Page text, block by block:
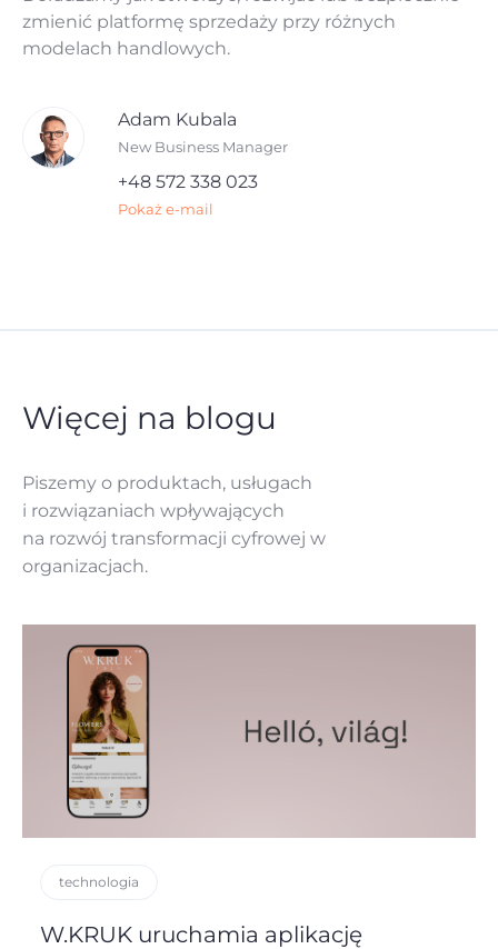
zmienić platformę sprzedaży przy różnych
modelach handlowych.
Adam Kubala
New Business Manager
+48 572 338 023
Pokaż e-mail
Więcej na blogu
Piszemy o produktach, usługach
i rozwiązaniach wpływających
na rozwój transformacji cyfrowej w
organizacjach.
technologia
W.KRUK uruchamia aplikację